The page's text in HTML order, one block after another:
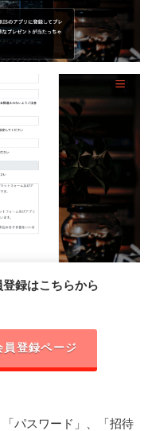
登録はこちらから
員登録ページ
パスワード」、「招待